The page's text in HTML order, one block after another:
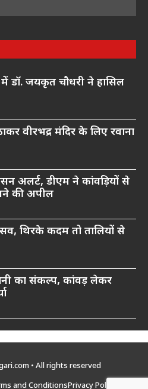
में डॉ. जयकृत चौधरी ने हासिल
वीरभद्र मंदिर के लिए रवाना
अलर्ट, डीएम ने कांवड़ियों से
की अपील
थिरके कदम तो तालियों से
का संकल्प, कांवड़ लेकर
• All rights reserved
and ConditionsPrivacy Policy